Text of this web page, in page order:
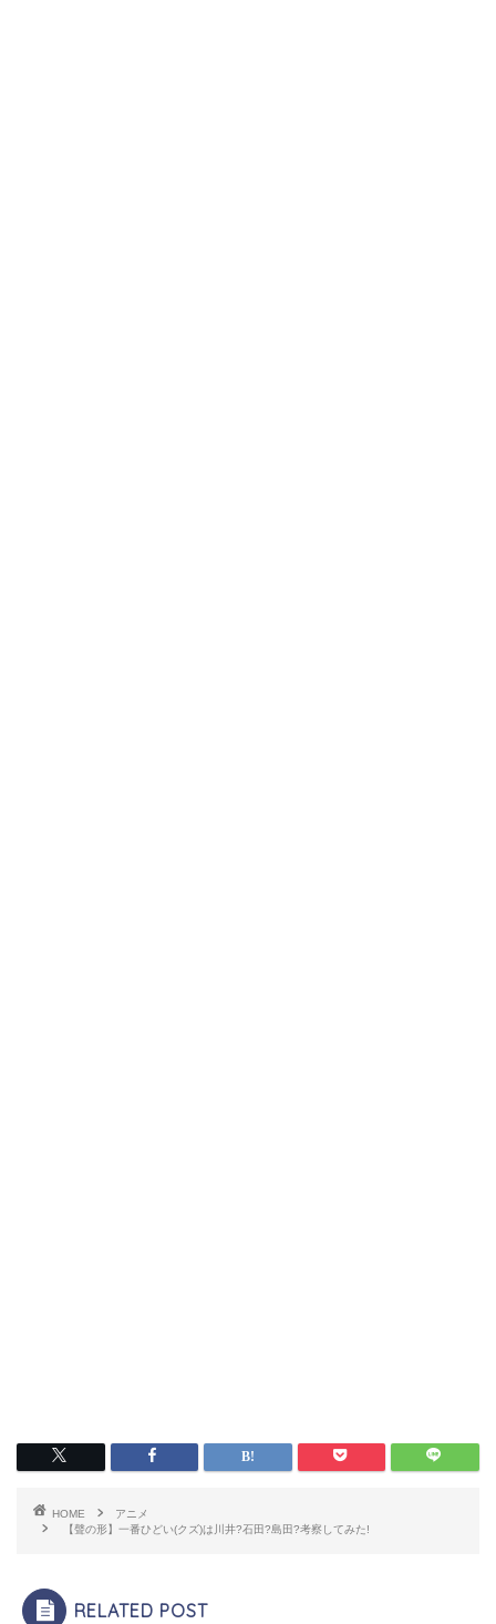
HOME
アニメ
【聲の形】一番ひどい(クズ)は川井?石田?島田?考察してみた!
RELATED POST